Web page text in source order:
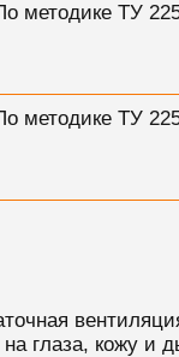
методике ТУ
методике ТУ
глаза, кожу и